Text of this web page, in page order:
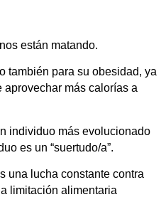
están matando.
también para su obesidad, ya
más calorías a
individuo más evolucionado
es un “suertudo/a”.
una lucha constante contra
limitación alimentaria